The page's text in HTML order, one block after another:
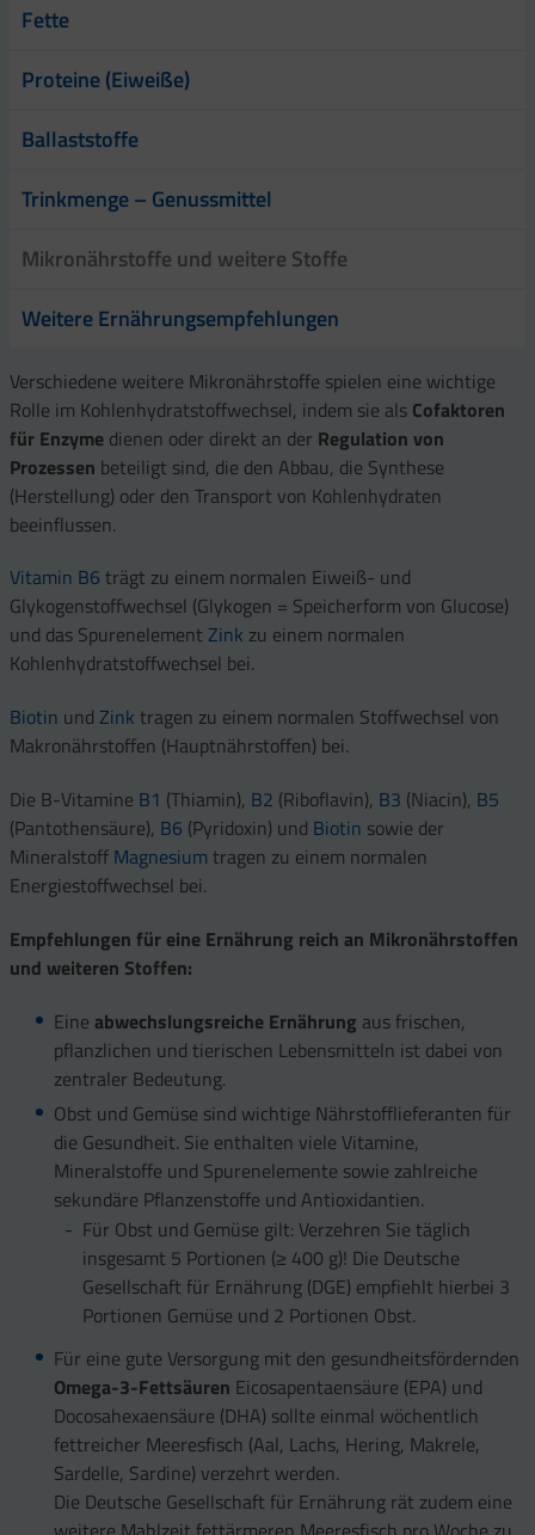
Fette
Proteine (Eiweiße)
Ballaststoffe
Trinkmenge – Genussmittel
Mikronährstoffe und weitere Stoffe
Weitere Ernährungsempfehlungen
Verschiedene weitere Mikronährstoffe spielen eine wichtige
Rolle im Kohlenhydratstoffwechsel, indem sie als Cofaktoren
für Enzyme dienen oder direkt an der Regulation von
Prozessen beteiligt sind, die den Abbau, die Synthese
(Herstellung) oder den Transport von Kohlenhydraten
beeinflussen.
Vitamin B6 trägt zu einem normalen Eiweiß- und
Glykogenstoffwechsel (Glykogen = Speicherform von Glucose)
und das Spurenelement Zink zu einem normalen
Kohlenhydratstoffwechsel bei.
Biotin und Zink tragen zu einem normalen Stoffwechsel von
Makronährstoffen (Hauptnährstoffen) bei.
Die B-Vitamine B1 (Thiamin), B2 (Riboflavin), B3 (Niacin), B5
(Pantothensäure), B6 (Pyridoxin) und Biotin sowie der
Mineralstoff Magnesium tragen zu einem normalen
Energiestoffwechsel bei.
Empfehlungen für eine Ernährung reich an Mikronährstoffen
und weiteren Stoffen:
Eine abwechslungsreiche Ernährung aus frischen,
pflanzlichen und tierischen Lebensmitteln ist dabei von
zentraler Bedeutung.
Obst und Gemüse sind wichtige Nährstofflieferanten für
die Gesundheit. Sie enthalten viele Vitamine,
Mineralstoffe und Spurenelemente sowie zahlreiche
sekundäre Pflanzenstoffe und Antioxidantien.
Für Obst und Gemüse gilt: Verzehren Sie täglich
insgesamt 5 Portionen (≥ 400 g)! Die Deutsche
Gesellschaft für Ernährung (DGE) empfiehlt hierbei 3
Portionen Gemüse und 2 Portionen Obst.
Für eine gute Versorgung mit den gesundheitsfördernden
Omega-3-Fettsäuren Eicosapentaensäure (EPA) und
Docosahexaensäure (DHA) sollte einmal wöchentlich
fettreicher Meeresfisch (Aal, Lachs, Hering, Makrele,
Sardelle, Sardine) verzehrt werden.
Die Deutsche Gesellschaft für Ernährung rät zudem eine